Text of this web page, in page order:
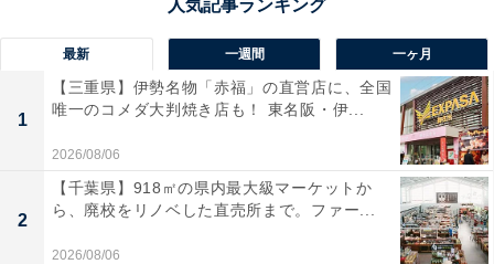
最新 一週間 一ヶ月
1
【三重県】伊勢名物「赤福」の直営店に、全国
唯一のコメダ大判焼き店も！ 東名阪・伊...
2026/08/06
2
【千葉県】918㎡の県内最大級マーケットか
ら、廃校をリノベした直売所まで。ファー...
2026/08/06